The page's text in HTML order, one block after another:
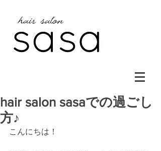
hair salon sasaでの過ごし
方♪
こんにちは！